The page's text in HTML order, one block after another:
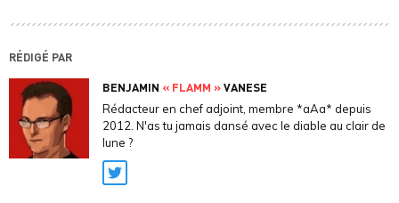
RÉDIGÉ PAR
BENJAMIN « FLAMM »VANESE
Rédacteur en chef adjoint, membre *aAa* depuis
2012. N'as tu jamais dansé avec le diable au clair de
lune ?
Twitter